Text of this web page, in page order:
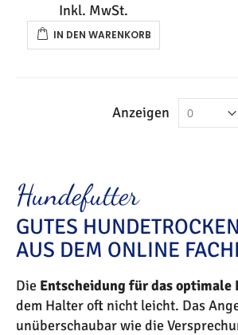
Inkl. MwSt.
IN DEN WARENKORB
Anzeigen
Hundefutter
GUTES
AUS DEM ONLINE
Die Entscheidung für das
dem Halter oft nicht leicht. Das
unüberschaubar wie die